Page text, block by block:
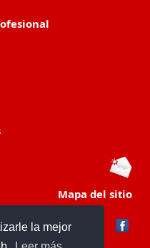
la mejor
Mapa del sitio